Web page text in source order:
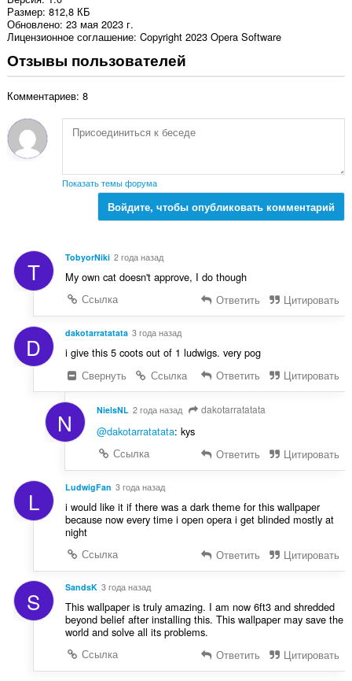
Размер 812,8 КБ
Обновлено 23 мая 2023 г.
Лицензионное соглашение Copyright 2023 Opera Software
Отзывы пользователей
Комментариев: 8
Показать темы форума
Войдите, чтобы опубликовать комментарий
T TobyorNiki 2 года назад
My own cat doesn't approve, I do though
Ссылка
Ответить Цитировать
D dakotarratatata 3 года назад
i give this 5 coots out of 1 ludwigs. very pog
Свернуть
Ссылка Ответить Цитировать
N NielsNL 2 года назад dakotarratatata
@dakotarratatata: kys
Ссылка
Ответить Цитировать
L LudwigFan 3 года назад
i would like it if there was a dark theme for this wallpaper
because now every time i open opera i get blinded mostly at
night
Ссылка
Ответить Цитировать
S SandsK 3 года назад
This wallpaper is truly amazing. I am now 6ft3 and shredded
beyond belief after installing this. This wallpaper may save the
world and solve all its problems.
Ссылка
Ответить Цитировать